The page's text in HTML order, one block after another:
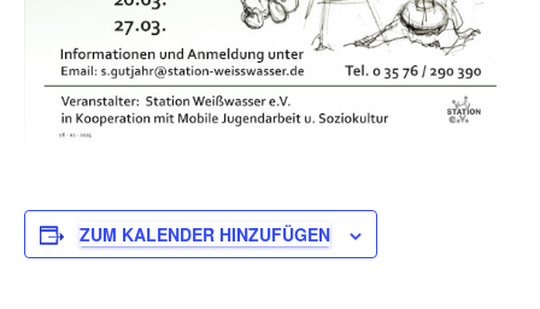
ZUM KALENDER HINZUFÜGEN